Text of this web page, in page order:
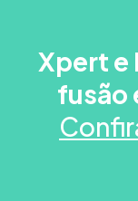
Xpert e
fusão